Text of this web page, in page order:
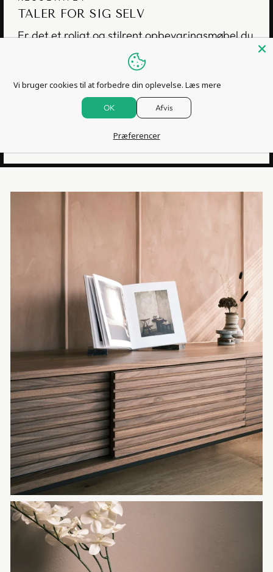
TALER FOR SIG SELV
Er det et roligt og stilrent opbevaringsmøbel du
står og mangler, så er Sense serien det sikre
Tidligere kunder elsker det og det er vi sikre på
at du også vil komme til.
SE HELE SERIEN
Vi bruger cookies til at forbedre din oplevelse. Læs mere
OK Afvis
Præferencer